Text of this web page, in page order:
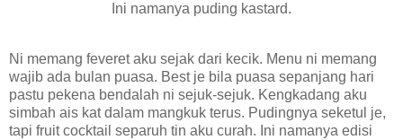
Ini namanya puding kastard.
Ni memang feveret aku sejak dari kecik. Menu ni memang
wajib ada bulan puasa. Best je bila puasa sepanjang hari
pastu pekena bendalah ni sejuk-sejuk. Kengkadang aku
simbah ais kat dalam mangkuk terus. Pudingnya seketul je,
tapi fruit cocktail separuh tin aku curah. Ini namanya edisi